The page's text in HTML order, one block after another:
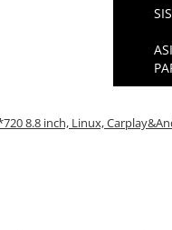
8.8 inch, Linux,